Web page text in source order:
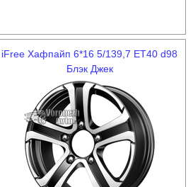
iFree Хафпайп 6*16 5/139,7 ET40 d98
Блэк Джек